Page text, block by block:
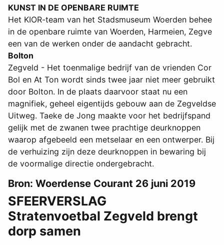
KUNST IN DE OPENBARE RUIMTE
Het KIOR-team van het Stadsmuseum Woerden behee
in de openbare ruimte van Woerden, Harmeien, Zegve
een van de werken onder de aandacht gebracht.
Bolton
Zegveld - Het toenmalige bedrijf van de vrienden Cor
Bol en At Ton wordt sinds twee jaar niet meer gebruikt
door Bolton. In de plaats daarvoor staat nu een
magnifiek, geheel eigentijds gebouw aan de Zegveldse
Uitweg. Taeke de Jong maakte voor het bedrijfspand
gelijk met de zwanen twee prachtige deurknoppen
waarop afgebeeld een metselaar en een ontwerper. Bij
de verhuizing zijn deze deurknoppen in bewaring bij
de voormalige directie ondergebracht.
Bron: Woerdense Courant 26 juni 2019
SFEERVERSLAG
Stratenvoetbal Zegveld brengt
dorp samen